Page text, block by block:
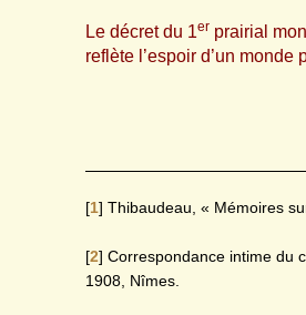
Le décret du 1er prairial
reflète l’espoir d’un
[1]Thibaudeau, « Mémoires
[2]Correspondance intime du
1908, Nîmes.